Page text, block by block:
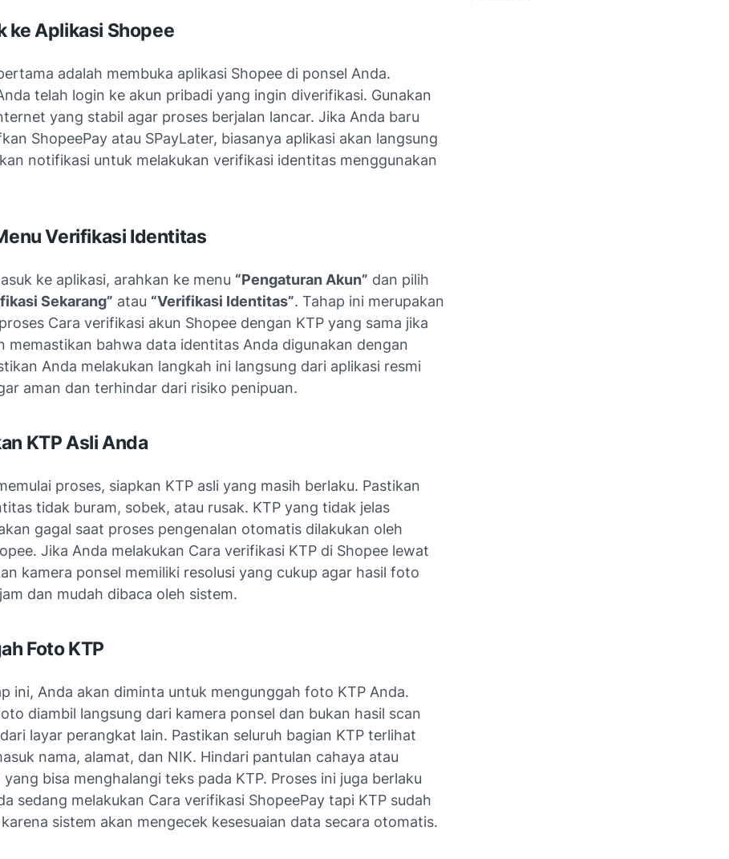
ke Aplikasi Shopee
adalah membuka aplikasi Shopee di ponsel Anda.
telah login ke akun pribadi yang ingin diverifikasi. Gunakan
yang stabil agar proses berjalan lancar. Jika Anda baru
ShopeePay atau SPayLater, biasanya aplikasi akan langsung
notifikasi untuk melakukan verifikasi identitas menggunakan
Verifikasi Identitas
ke aplikasi, arahkan ke menu “Pengaturan Akun” dan pilih
Sekarang” atau “Verifikasi Identitas”. Tahap ini merupakan
Cara verifikasi akun Shopee dengan KTP yang sama jika
memastikan bahwa data identitas Anda digunakan dengan
Anda melakukan langkah ini langsung dari aplikasi resmi
aman dan terhindar dari risiko penipuan.
KTP Asli Anda
proses, siapkan KTP asli yang masih berlaku. Pastikan
tidak buram, sobek, atau rusak. KTP yang tidak jelas
gagal saat proses pengenalan otomatis dilakukan oleh
Jika Anda melakukan Cara verifikasi KTP di Shopee lewat
kamera ponsel memiliki resolusi yang cukup agar hasil foto
dan mudah dibaca oleh sistem.
Foto KTP
ini, Anda akan diminta untuk mengunggah foto KTP Anda.
diambil langsung dari kamera ponsel dan bukan hasil scan
layar perangkat lain. Pastikan seluruh bagian KTP terlihat
nama, alamat, dan NIK. Hindari pantulan cahaya atau
bisa menghalangi teks pada KTP. Proses ini juga berlaku
sedang melakukan Cara verifikasi ShopeePay tapi KTP sudah
sistem akan mengecek kesesuaian data secara otomatis.